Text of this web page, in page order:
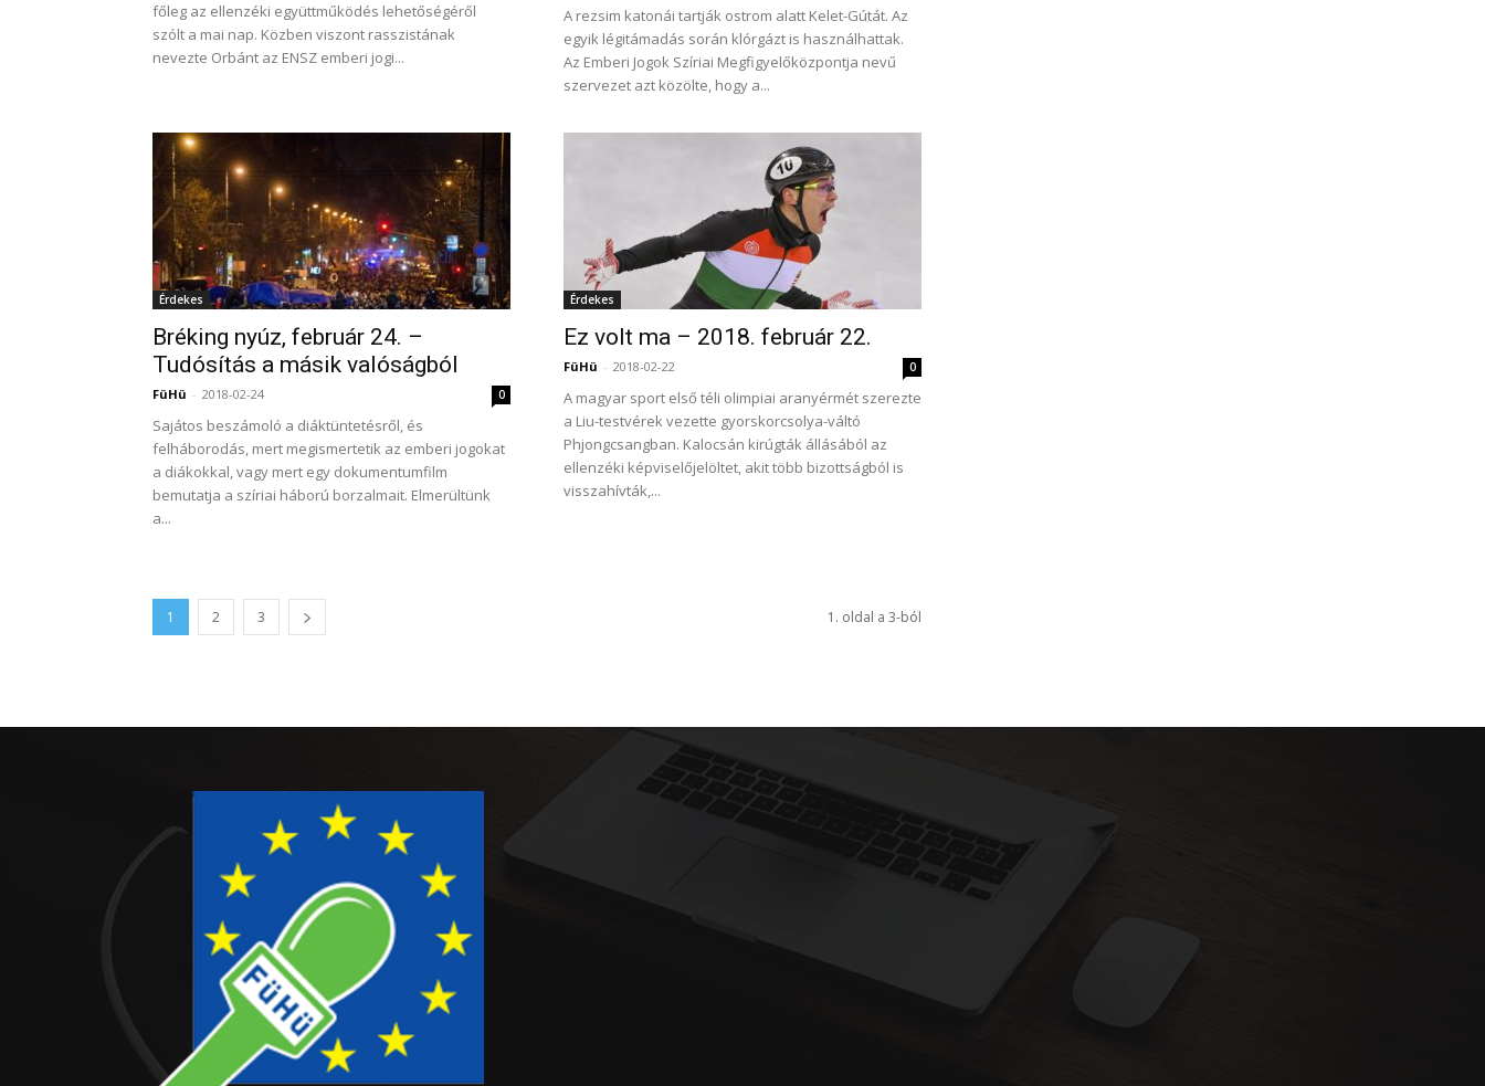
főleg az ellenzéki együttműködés lehetőségéről
szólt a mai nap. Közben viszont rasszistának
nevezte Orbánt az ENSZ emberi jogi...
A rezsim katonái tartják ostrom alatt Kelet-Gútát. Az
egyik légitámadás során klórgázt is használhattak.
Az Emberi Jogok Szíriai Megfigyelőközpontja nevű
szervezet azt közölte, hogy a...
Érdekes
Bréking nyúz, február 24. –
Tudósítás a másik valóságból
FüHü - 2018-02-24 0
Sajátos beszámoló a diáktüntetésről, és
felháborodás, mert megismertetik az emberi jogokat
a diákokkal, vagy mert egy dokumentumfilm
bemutatja a szíriai háború borzalmait. Elmerültünk
a...
Érdekes
Ez volt ma – 2018. február 22.
FüHü - 2018-02-22 0
A magyar sport első téli olimpiai aranyérmét szerezte
a Liu-testvérek vezette gyorskorcsolya-váltó
Phjongcsangban. Kalocsán kirúgták állásából az
ellenzéki képviselőjelöltet, akit több bizottságból is
visszahívták,...
1 2 3 1. oldal a 3-ból